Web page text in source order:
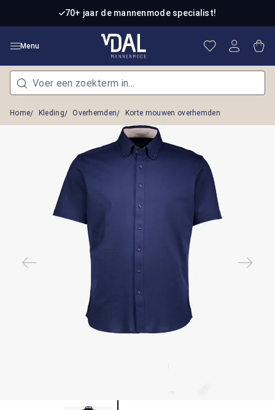
Ga naar de hoofdinhoud70+ jaar de mannenmode specialist!
Menu Je hebt 0
Home Kleding Overhemden Korte mouwen overhemden
Afbeeldingengalerij overslaan